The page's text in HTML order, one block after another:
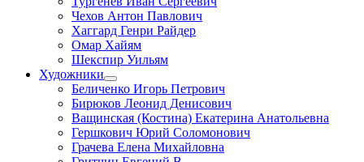
Чехов Антон Павлович
Хаггард Генри Райдер
Омар Хайям
Шекспир Уильям
Художники
Беличенко Игорь Петрович
Бирюков Леонид Денисович
Ващинская (Костина) Екатерина Анатольевна
Гершкович Юрий Соломонович
Грачева Елена Михайловна